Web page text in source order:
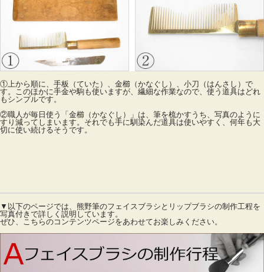
①上から順に、手板（ていた）、金櫛（かなぐし）、小刀（はんさし）で
す。このほかに手金や駒も使いますが、繊細な作業なので、使う道具はどれ
もシンプルです。
②職人が毎日使う「金櫛（かなぐし）」は、筆を梳かすうち、写真のように
すり減ってしまいます。それでも手に馴染んだ道具は使いやすく、何年も大
切に使い続けるそうです。
▼以下のページでは、熊野筆のフェイスブラシとリップブラシの制作工程を
写真付きで詳しく説明しています。
ぜひ、こちらのコンテンツページをあわせてお楽しみください。